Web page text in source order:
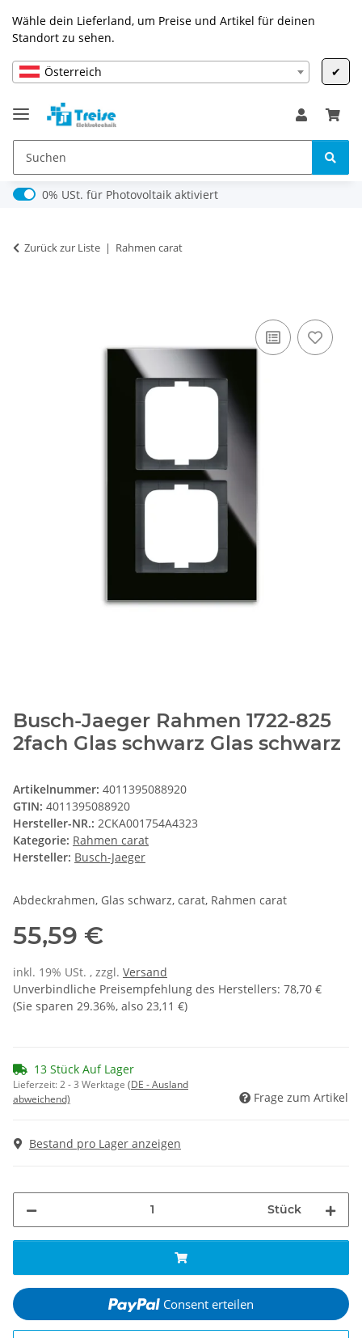
Wähle dein Lieferland, um Preise und Artikel für deinen
Standort zu sehen.
Österreich ✔
0% USt. für Photovoltaik (§ 12 Abs. 3 UStG)
0% USt. für Photovoltaik aktiviert
Zurück zur Liste Rahmen carat
Busch-Jaeger Rahmen 1722-825
2fach Glas schwarz Glas schwarz
Artikelnummer: 4011395088920
GTIN: 4011395088920
Hersteller-NR.: 2CKA001754A4323
Kategorie: Rahmen carat
Hersteller: Busch-Jaeger
Abdeckrahmen, Glas schwarz, carat, Rahmen carat
55,59 €
inkl. 19% USt. , zzgl. Versand
Unverbindliche Preisempfehlung des Herstellers: 78,70 €
(Sie sparen 29.36%, also 23,11 €)
13 Stück Auf Lager
Lieferzeit:2 - 3 Werktage (DE - Ausland
abweichend)
Frage zum Artikel
Bestand pro Lager anzeigen
Stück
Consent erteilen